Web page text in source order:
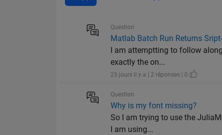
Question
Matlab Batch Run Returns
I am attemptting to follow
exactly the on...
25 jours il y a | 2 réponses | 0
Question
Why is my font missing?
So I am trying to use the
I am using...